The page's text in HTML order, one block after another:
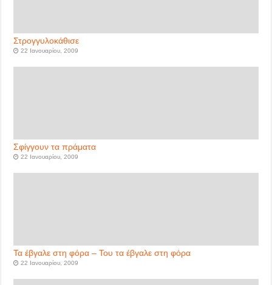
Στρογγυλοκάθισε
22 Ιανουαρίου, 2009
Σφίγγουν τα πράματα
22 Ιανουαρίου, 2009
Τα έβγαλε στη φόρα – Του τα έβγαλε στη φόρα
22 Ιανουαρίου, 2009